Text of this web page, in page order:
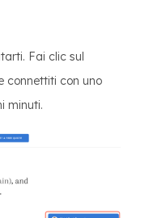
Fai clic sul
connettiti con uno
minuti.